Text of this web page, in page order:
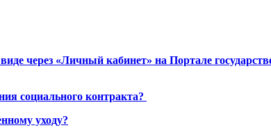
через «Личный кабинет» на Портале
социального контракта?
уходу?